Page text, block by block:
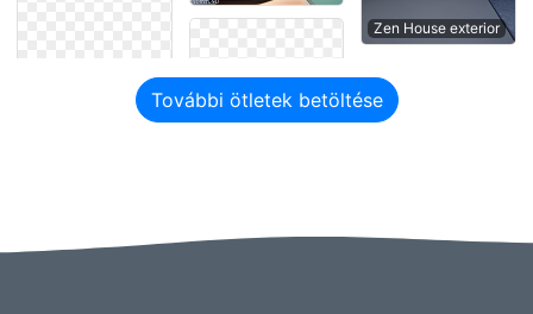
Zen House exterior
További ötletek betöltése